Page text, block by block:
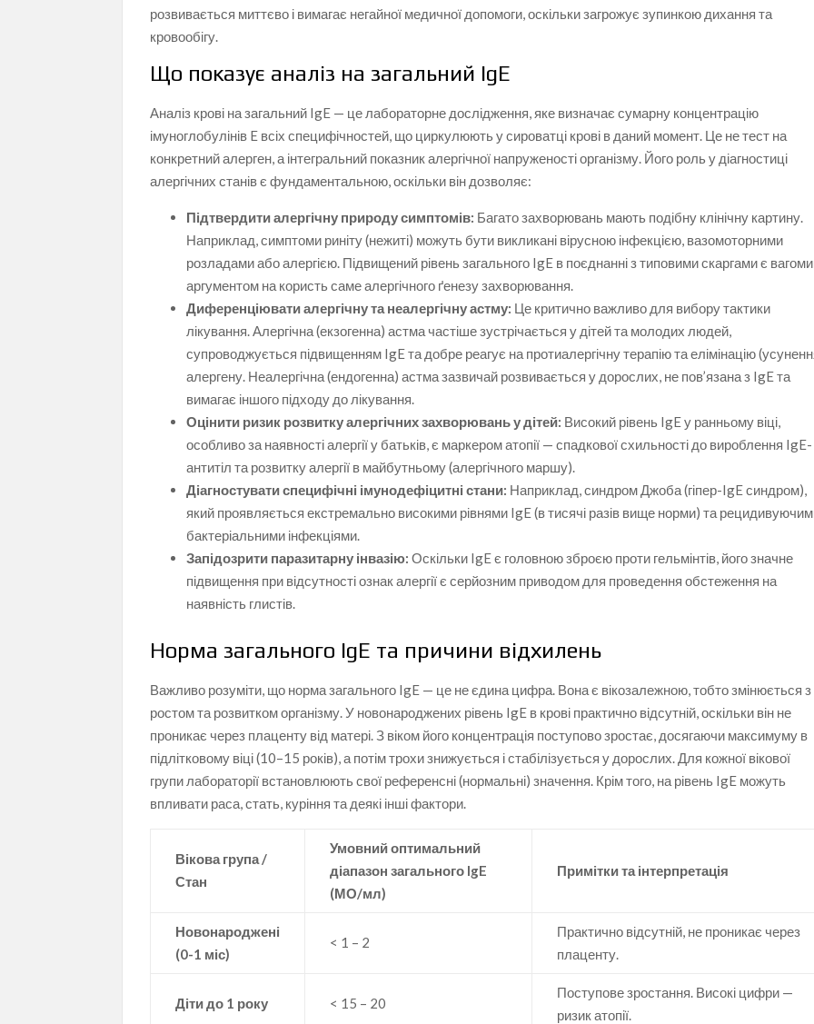
розвивається миттєво і вимагає негайної медичної допомоги, оскільки загрожує зупинкою дихання та
кровообігу.
Що показує аналіз на загальний IgE
Аналіз крові на загальний IgE — це лабораторне дослідження, яке визначає сумарну концентрацію
імуноглобулінів E всіх специфічностей, що циркулюють у сироватці крові в даний момент. Це не тест на
конкретний алерген, а інтегральний показник алергічної напруженості організму. Його роль у діагностиці
алергічних станів є фундаментальною, оскільки він дозволяє:
Підтвердити алергічну природу симптомів: Багато захворювань мають подібну клінічну картину.
Наприклад, симптоми риніту (нежиті) можуть бути викликані вірусною інфекцією, вазомоторними
розладами або алергією. Підвищений рівень загального IgE в поєднанні з типовими скаргами є
аргументом на користь саме алергічного ґенезу захворювання.
Диференціювати алергічну та неалергічну астму: Це критично важливо для вибору тактики
лікування. Алергічна (екзогенна) астма частіше зустрічається у дітей та молодих людей,
супроводжується підвищенням IgE та добре реагує на протиалергічну терапію та елімінацію
алергену. Неалергічна (ендогенна) астма зазвичай розвивається у дорослих, не пов’язана з IgE та
вимагає іншого підходу до лікування.
Оцінити ризик розвитку алергічних захворювань у дітей: Високий рівень IgE у ранньому віці,
особливо за наявності алергії у батьків, є маркером атопії — спадкової схильності до вироблення IgE-
антитіл та розвитку алергії в майбутньому (алергічного маршу).
Діагностувати специфічні імунодефіцитні стани: Наприклад, синдром Джоба (гіпер-IgE синдром),
який проявляється екстремально високими рівнями IgE (в тисячі разів вище норми) та
бактеріальними інфекціями.
Запідозрити паразитарну інвазію: Оскільки IgE є головною зброєю проти гельмінтів, його значне
підвищення при відсутності ознак алергії є серйозним приводом для проведення обстеження на
наявність глистів.
Норма загального IgE та причини відхилень
Важливо розуміти, що норма загального IgE — це не єдина цифра. Вона є вікозалежною, тобто змінюється з
ростом та розвитком організму. У новонароджених рівень IgE в крові практично відсутній, оскільки він не
проникає через плаценту від матері. З віком його концентрація поступово зростає, досягаючи максимуму в
підлітковому віці (10–15 років), а потім трохи знижується і стабілізується у дорослих. Для кожної вікової
групи лабораторії встановлюють свої референсні (нормальні) значення. Крім того, на рівень IgE можуть
впливати раса, стать, куріння та деякі інші фактори.
Вікова група /
Стан
Умовний оптимальний
діапазон загального IgE
(МО/мл)
Примітки та інтерпретація
Новонароджені
(0-1 міс)
< 1 – 2
Практично відсутній, не проникає через
плаценту.
Діти до 1 року < 15 – 20
Поступове зростання. Високі цифри —
ризик атопії.